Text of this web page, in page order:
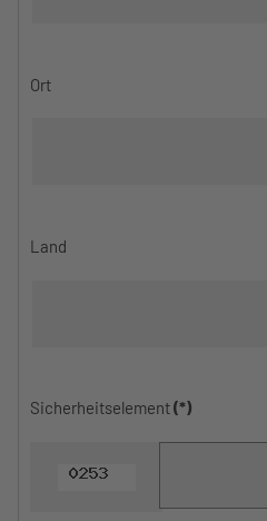
Ort
Land
Sicherheitselement(*)